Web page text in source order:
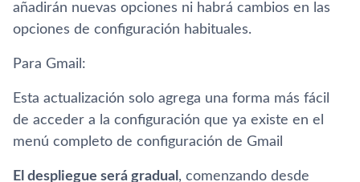
añadirán nuevas opciones ni habrá cambios en las
opciones de configuración habituales.
Para Gmail:
Esta actualización solo agrega una forma más fácil
de acceder a la configuración que ya existe en el
menú completo de configuración de Gmail
El despliegue será gradual , comenzando desde